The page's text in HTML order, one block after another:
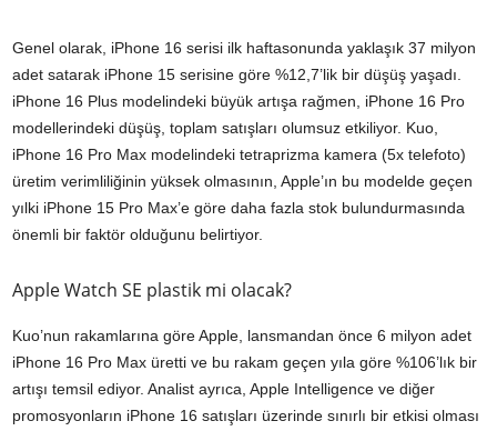
Genel olarak, iPhone 16 serisi ilk haftasonunda yaklaşık 37 milyon
adet satarak iPhone 15 serisine göre %12,7’lik bir düşüş yaşadı.
iPhone 16 Plus modelindeki büyük artışa rağmen, iPhone 16 Pro
modellerindeki düşüş, toplam satışları olumsuz etkiliyor. Kuo,
iPhone 16 Pro Max modelindeki tetraprizma kamera (5x telefoto)
üretim verimliliğinin yüksek olmasının, Apple’ın bu modelde geçen
yılki iPhone 15 Pro Max’e göre daha fazla stok bulundurmasında
önemli bir faktör olduğunu belirtiyor.
Apple Watch SE plastik mi olacak?
Kuo’nun rakamlarına göre Apple, lansmandan önce 6 milyon adet
iPhone 16 Pro Max üretti ve bu rakam geçen yıla göre %106’lık bir
artışı temsil ediyor. Analist ayrıca, Apple Intelligence ve diğer
promosyonların iPhone 16 satışları üzerinde sınırlı bir etkisi olması